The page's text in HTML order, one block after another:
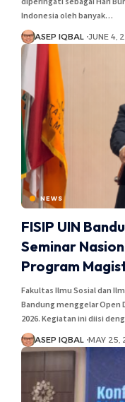
Indonesia oleh banyak…
ASEP IQBAL JUNE 4,
NEWS
FISIP UIN
Seminar
Program
Fakultas Ilmu Sosial dan
Bandung menggelar Open
2026. Kegiatan ini diisi
ASEP IQBAL MAY 25,